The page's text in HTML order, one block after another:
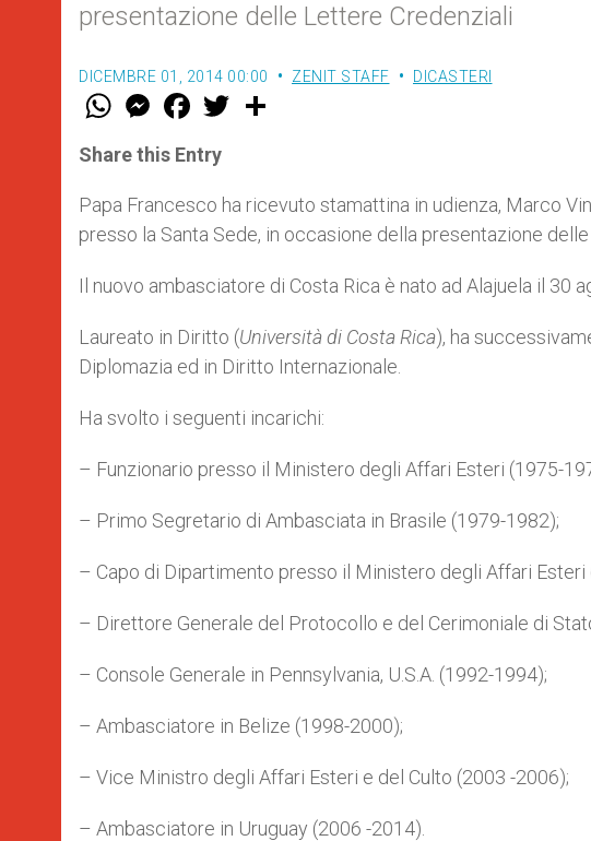
presentazione delle Lettere Credenziali
DICEMBRE 01, 2014 00:00 ZENIT STAFF DICASTERI
W
t
s
p
p
M
e
s
e
g
e
F
a
e
b
o
k
w
r
Share this Entry
Papa Francesco ha ricevuto stamattina in udienza, Marco
presso la Santa Sede, in occasione della presentazione
Il nuovo ambasciatore di Costa Rica è nato ad Alajuela il 30
Laureato in Diritto (Università di Costa Rica), ha
Diplomazia ed in Diritto Internazionale.
Ha svolto i seguenti incarichi:
– Funzionario presso il Ministero degli Affari Esteri (1975-
– Primo Segretario di Ambasciata in Brasile (1979-1982);
– Capo di Dipartimento presso il Ministero degli Affari Esteri
– Direttore Generale del Protocollo e del Cerimoniale di
– Console Generale in Pennsylvania, U.S.A. (1992-1994);
– Ambasciatore in Belize (1998-2000);
– Vice Ministro degli Affari Esteri e del Culto (2003 -2006);
– Ambasciatore in Uruguay (2006 -2014).